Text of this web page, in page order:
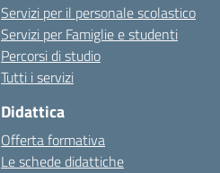
Servizi per il personale scolastico
Servizi per Famiglie e studenti
Percorsi di studio
Tutti i servizi
Didattica
Offerta formativa
Le schede didattiche